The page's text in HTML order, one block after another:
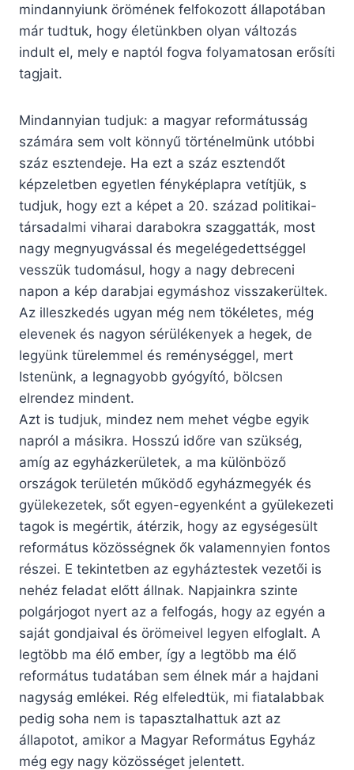
mindannyiunk örömének felfokozott állapotában
már tudtuk, hogy életünkben olyan változás
indult el, mely e naptól fogva folyamatosan erősíti
tagjait.
Mindannyian tudjuk: a magyar reformátusság
számára sem volt könnyű történelmünk utóbbi
száz esztendeje. Ha ezt a száz esztendőt
képzeletben egyetlen fényképlapra vetítjük, s
tudjuk, hogy ezt a képet a 20. század politikai-
társadalmi viharai darabokra szaggatták, most
nagy megnyugvással és megelégedettséggel
vesszük tudomásul, hogy a nagy debreceni
napon a kép darabjai egymáshoz visszakerültek.
Az illeszkedés ugyan még nem tökéletes, még
elevenek és nagyon sérülékenyek a hegek, de
legyünk türelemmel és reménységgel, mert
Istenünk, a legnagyobb gyógyító, bölcsen
elrendez mindent.
Azt is tudjuk, mindez nem mehet végbe egyik
napról a másikra. Hosszú időre van szükség,
amíg az egyházkerületek, a ma különböző
országok területén működő egyházmegyék és
gyülekezetek, sőt egyen-egyenként a gyülekezeti
tagok is megértik, átérzik, hogy az egységesült
református közösségnek ők valamennyien fontos
részei. E tekintetben az egyháztestek vezetői is
nehéz feladat előtt állnak. Napjainkra szinte
polgárjogot nyert az a felfogás, hogy az egyén a
saját gondjaival és örömeivel legyen elfoglalt. A
legtöbb ma élő ember, így a legtöbb ma élő
református tudatában sem élnek már a hajdani
nagyság emlékei. Rég elfeledtük, mi fiatalabbak
pedig soha nem is tapasztalhattuk azt az
állapotot, amikor a Magyar Református Egyház
még egy nagy közösséget jelentett.